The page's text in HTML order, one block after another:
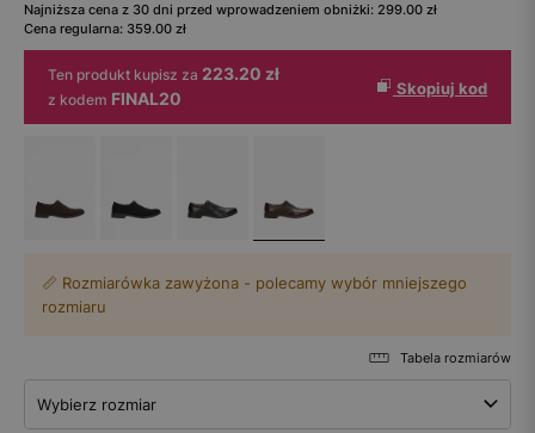
Najniższa cena z 30 dni przed wprowadzeniem obniżki: 299.00 zł
Cena regularna: 359.00 zł
Ten produkt kupisz za 223.20 zł
z kodem FINAL20 Skopiuj kod
📏 Rozmiarówka zawyżona - polecamy wybór mniejszego
rozmiaru
Tabela rozmiarów
Wybierz rozmiar